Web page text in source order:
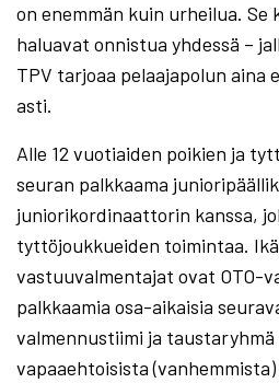
on enemmän kuin urheilua. Se
haluavat onnistua yhdessä –
TPV tarjoaa pelaajapolun aina
asti.
Alle 12 vuotiaiden poikien ja
seuran palkkaama
juniorikordinaattorin kanssa,
tyttöjoukkueiden toimintaa.
vastuuvalmentajat ovat OTO-
palkkaamia osa-aikaisia
valmennustiimi ja
vapaaehtoisista